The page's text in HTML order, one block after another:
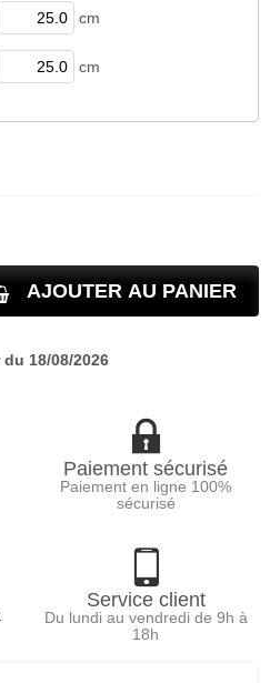
cm
cm
AJOUTER AU PANIER
18/08/2026
Paiement sécurisé
Paiement en ligne 100%
sécurisé
Service client
Du lundi au vendredi de 9h à
18h